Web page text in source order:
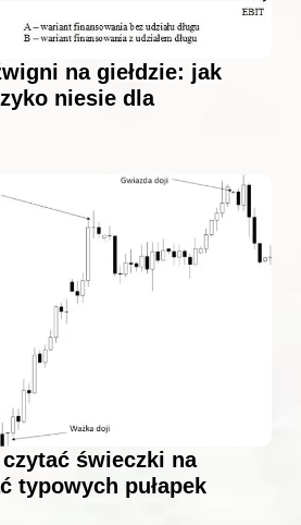
na giełdzie: jak
niesie dla
świeczki na
typowych pułapek